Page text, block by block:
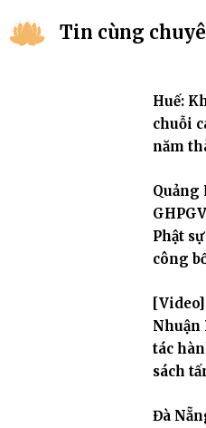
Tin cùng
Huế:
chuỗi
năm
Quảng
Phật
công
Nhuận
tác
sách
Đà